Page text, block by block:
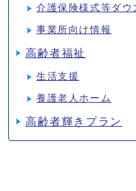
介護保険様式等ダウ
事業所向け情報
高齢者福祉
生活支援
養護老人ホーム
高齢者輝きプラン